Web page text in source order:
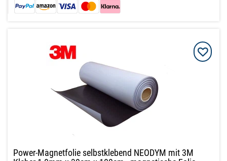
Power-Magnetfolie selbstklebend NEODYM mit 3M